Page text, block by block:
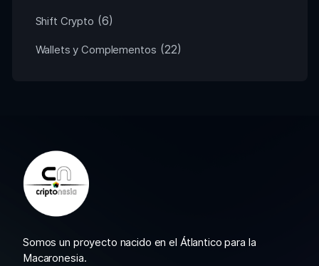
Shift Crypto (6)
Wallets y Complementos (22)
Somos un proyecto nacido en el Átlantico para la
Macaronesia.